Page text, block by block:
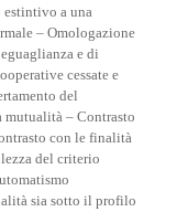
a una
– Omologazione
e di
cessate e
del
mutualità – Contrasto
con le finalità
del criterio
sia sotto il profilo